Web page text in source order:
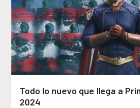
Todo lo nuevo que llega a
2024